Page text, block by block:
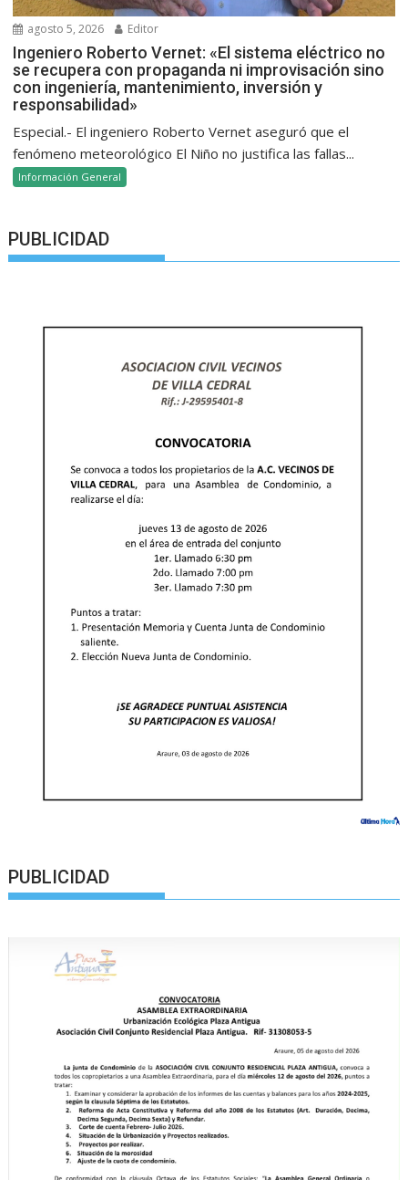
agosto 5, 2026 Editor
Ingeniero Roberto Vernet: «El sistema eléctrico no
se recupera con propaganda ni improvisación sino
con ingeniería, mantenimiento, inversión y
responsabilidad»
Especial.- El ingeniero Roberto Vernet aseguró que el
fenómeno meteorológico El Niño no justifica las fallas...
Información General
PUBLICIDAD
PUBLICIDAD